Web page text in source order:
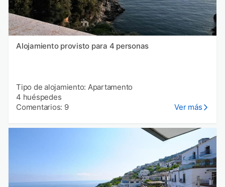
Alojamiento provisto para 4 personas
Tipo de alojamiento: Apartamento
4 huéspedes
Comentarios: 9
Ver más